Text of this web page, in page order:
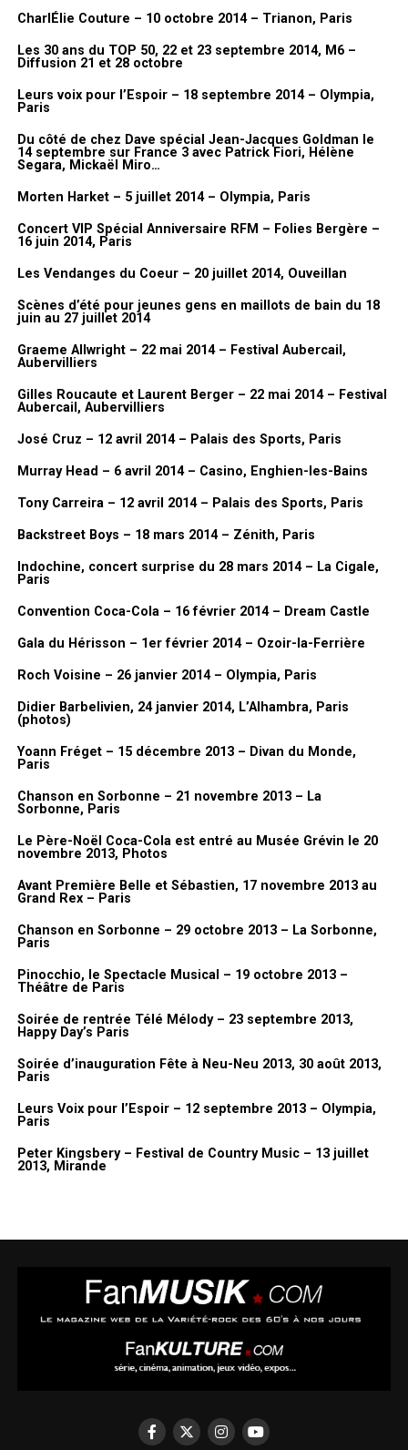
Liens
Site officiel :NeilDiamond.com
Livenation
SUJETS ABORDÉS : NEIL DIAMOND
A LIRE AUSSI
NE MANQUEZ PAS AUSSI
Cock Robin, 20 juin 2015, Théâtre de Verdure, Thiais
Merci à Lionel Gédébé, Dorothée, Vincent, Benjamin
Itw & Vidéo FanMusik
Nous vous invitons à découvrir à présent des photos prises lors du
vernissage de l’exposition.
Galerie photos
CharlÉlie Couture – 10 octobre 2014 – Trianon, Paris
Les 30 ans du TOP 50, 22 et 23 septembre 2014, M6 –
Diffusion 21 et 28 octobre
Leurs voix pour l’Espoir – 18 septembre 2014 – Olympia,
Paris
Du côté de chez Dave spécial Jean-Jacques Goldman le
14 septembre sur France 3 avec Patrick Fiori, Hélène
Segara, Mickaël Miro…
Morten Harket – 5 juillet 2014 – Olympia, Paris
Concert VIP Spécial Anniversaire RFM – Folies Bergère –
16 juin 2014, Paris
Les Vendanges du Coeur – 20 juillet 2014, Ouveillan
Scènes d’été pour jeunes gens en maillots de bain du 18
juin au 27 juillet 2014
Graeme Allwright – 22 mai 2014 – Festival Aubercail,
Aubervilliers
Gilles Roucaute et Laurent Berger – 22 mai 2014 – Festival
Aubercail, Aubervilliers
José Cruz – 12 avril 2014 – Palais des Sports, Paris
Murray Head – 6 avril 2014 – Casino, Enghien-les-Bains
Tony Carreira – 12 avril 2014 – Palais des Sports, Paris
Backstreet Boys – 18 mars 2014 – Zénith, Paris
Indochine, concert surprise du 28 mars 2014 – La Cigale,
Paris
Convention Coca-Cola – 16 février 2014 – Dream Castle
Gala du Hérisson – 1er février 2014 – Ozoir-la-Ferrière
Roch Voisine – 26 janvier 2014 – Olympia, Paris
Didier Barbelivien, 24 janvier 2014, L’Alhambra, Paris
(photos)
Yoann Fréget – 15 décembre 2013 – Divan du Monde,
Paris
Chanson en Sorbonne – 21 novembre 2013 – La
Sorbonne, Paris
Le Père-Noël Coca-Cola est entré au Musée Grévin le 20
novembre 2013, Photos
Avant Première Belle et Sébastien, 17 novembre 2013 au
Grand Rex – Paris
Chanson en Sorbonne – 29 octobre 2013 – La Sorbonne,
Paris
Pinocchio, le Spectacle Musical – 19 octobre 2013 –
Théâtre de Paris
Soirée de rentrée Télé Mélody – 23 septembre 2013,
Happy Day’s Paris
Soirée d’inauguration Fête à Neu-Neu 2013, 30 août 2013,
Paris
Leurs Voix pour l’Espoir – 12 septembre 2013 – Olympia,
Paris
Peter Kingsbery – Festival de Country Music – 13 juillet
2013, Mirande